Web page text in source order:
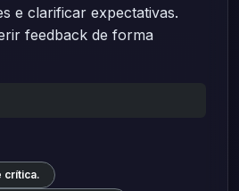
e clarificar expectativas.
feedback de forma
crítica.